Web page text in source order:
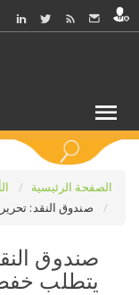
الصفحة الرئيسية
صندوق النقد:
صندوق
يتطلب خفض